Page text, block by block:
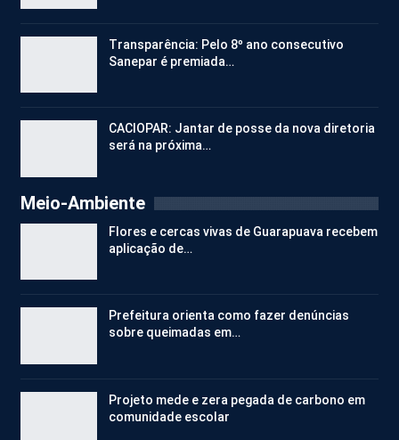
Transparência: Pelo 8º ano consecutivo
Sanepar é premiada…
CACIOPAR: Jantar de posse da nova diretoria
será na próxima…
Meio-Ambiente
Flores e cercas vivas de Guarapuava recebem
aplicação de…
Prefeitura orienta como fazer denúncias
sobre queimadas em…
Projeto mede e zera pegada de carbono em
comunidade escolar